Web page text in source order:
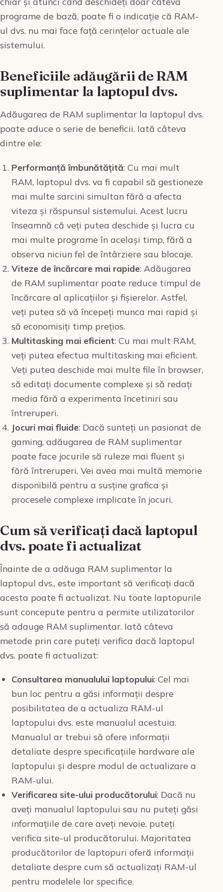
programe de bază, poate fi o indicație că RAM-
ul dvs. nu mai face față cerințelor actuale ale
sistemului.
Beneficiile adăugării de RAM
suplimentar la laptopul dvs.
Adăugarea de RAM suplimentar la laptopul dvs.
poate aduce o serie de beneficii. Iată câteva
dintre ele:
Performanță îmbunătățită: Cu mai mult
RAM, laptopul dvs. va fi capabil să gestioneze
mai multe sarcini simultan fără a afecta
viteza și răspunsul sistemului. Acest lucru
înseamnă că veți putea deschide și lucra cu
mai multe programe în același timp, fără a
observa niciun fel de întârziere sau blocaje.
Viteze de încărcare mai rapide: Adăugarea
de RAM suplimentar poate reduce timpul de
încărcare al aplicațiilor și fișierelor. Astfel,
veți putea să vă începeți munca mai rapid și
să economisiți timp prețios.
Multitasking mai eficient: Cu mai mult RAM,
veți putea efectua multitasking mai eficient.
Veți putea deschide mai multe file în browser,
să editați documente complexe și să redați
media fără a experimenta încetiniri sau
întreruperi.
Jocuri mai fluide: Dacă sunteți un pasionat de
gaming, adăugarea de RAM suplimentar
poate face jocurile să ruleze mai fluent și
fără întreruperi. Vei avea mai multă memorie
disponibilă pentru a susține grafica și
procesele complexe implicate în jocuri.
Cum să verificați dacă laptopul
dvs. poate fi actualizat
Înainte de a adăuga RAM suplimentar la
laptopul dvs., este important să verificați dacă
acesta poate fi actualizat. Nu toate laptopurile
sunt concepute pentru a permite utilizatorilor
să adauge RAM suplimentar. Iată câteva
metode prin care puteți verifica dacă laptopul
dvs. poate fi actualizat:
Consultarea manualului laptopului: Cel mai
bun loc pentru a găsi informații despre
posibilitatea de a actualiza RAM-ul
laptopului dvs. este manualul acestuia.
Manualul ar trebui să ofere informații
detaliate despre specificațiile hardware ale
laptopului și despre modul de actualizare a
RAM-ului.
Verificarea site-ului producătorului: Dacă nu
aveți manualul laptopului sau nu puteți găsi
informațiile de care aveți nevoie, puteți
verifica site-ul producătorului. Majoritatea
producătorilor de laptopuri oferă informații
detaliate despre cum să actualizați RAM-ul
pentru modelele lor specifice.